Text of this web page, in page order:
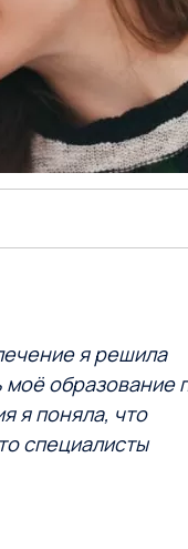
я решила
моё образование
я поняла, что
специалисты